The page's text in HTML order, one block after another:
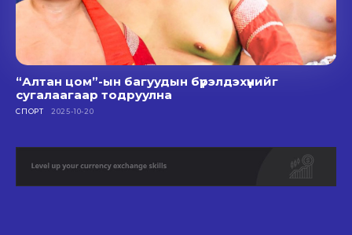
“Алтан цом”-ын багуудын бүрэлдэхүүнийг
сугалаагаар тодруулна
СПОРТ 2025-10-20